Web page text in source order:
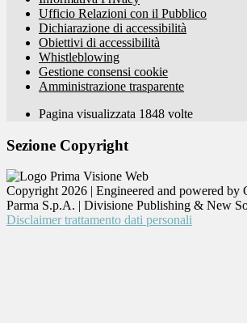
Ufficio Relazioni con il Pubblico
Dichiarazione di accessibilità
Obiettivi di accessibilità
Whistleblowing
Gestione consensi cookie
Amministrazione trasparente
Pagina visualizzata 1848 volte
Sezione Copyright
Copyright 2026 | Engineered and powered by
Parma S.p.A. | Divisione Publishing & New
Disclaimer trattamento dati personali